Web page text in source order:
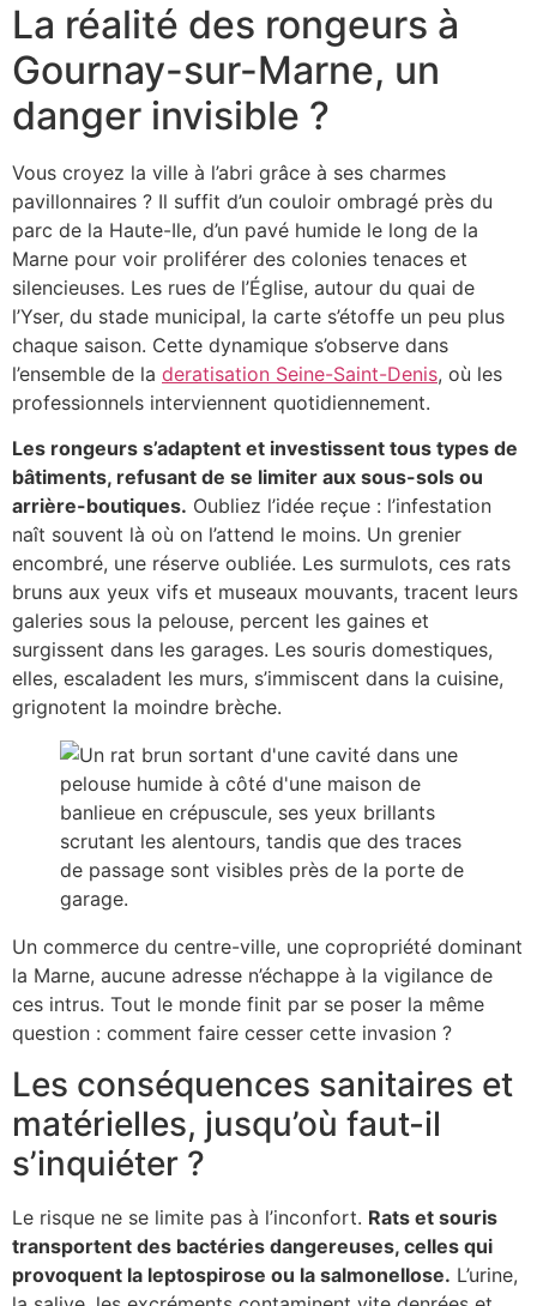
La réalité des rongeurs à
Gournay-sur-Marne, un
danger invisible ?
Vous croyez la ville à l’abri grâce à ses charmes
pavillonnaires ? Il suffit d’un couloir ombragé près du
parc de la Haute-Ile, d’un pavé humide le long de la
Marne pour voir proliférer des colonies tenaces et
silencieuses. Les rues de l’Église, autour du quai de
l’Yser, du stade municipal, la carte s’étoffe un peu plus
chaque saison. Cette dynamique s’observe dans
l’ensemble de la deratisation Seine-Saint-Denis, où les
professionnels interviennent quotidiennement.
Les rongeurs s’adaptent et investissent tous types de
bâtiments, refusant de se limiter aux sous-sols ou
arrière-boutiques. Oubliez l’idée reçue : l’infestation
naît souvent là où on l’attend le moins. Un grenier
encombré, une réserve oubliée. Les surmulots, ces rats
bruns aux yeux vifs et museaux mouvants, tracent leurs
galeries sous la pelouse, percent les gaines et
surgissent dans les garages. Les souris domestiques,
elles, escaladent les murs, s’immiscent dans la cuisine,
grignotent la moindre brèche.
Un commerce du centre-ville, une copropriété dominant
la Marne, aucune adresse n’échappe à la vigilance de
ces intrus. Tout le monde finit par se poser la même
question : comment faire cesser cette invasion ?
Les conséquences sanitaires et
matérielles, jusqu’où faut-il
s’inquiéter ?
Le risque ne se limite pas à l’inconfort. Rats et souris
transportent des bactéries dangereuses, celles qui
provoquent la leptospirose ou la salmonellose. L’urine,